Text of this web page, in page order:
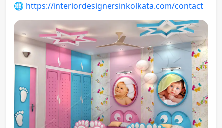
🌐 https://interiordesignersinkolkata.com/contact